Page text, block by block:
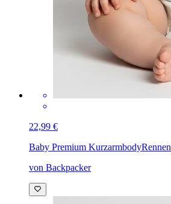
22,99 €
Baby Premium KurzarmbodyRennen
von Backpacker